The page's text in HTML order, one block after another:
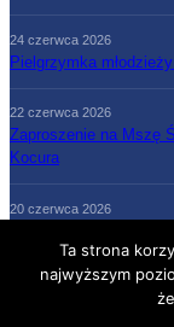
24 czerwca 2026
Pielgrzymka
22 czerwca 2026
Zaproszenie na Mszę
Kocura
20 czerwca 2026
Ta strona
najwyższym